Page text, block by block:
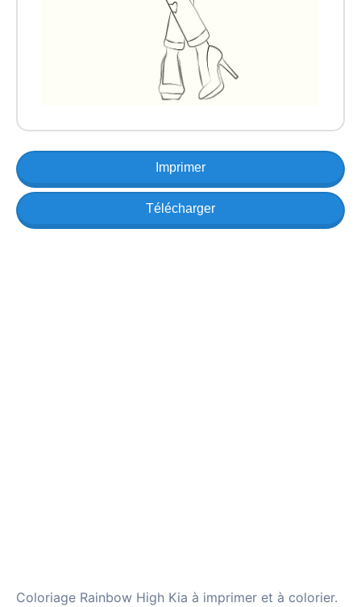
Imprimer
Télécharger
Coloriage Rainbow High Kia à imprimer et à colorier.